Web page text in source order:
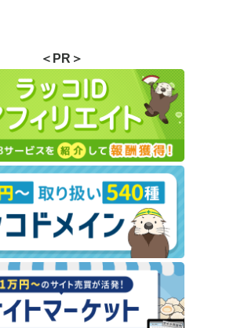
＜PR＞